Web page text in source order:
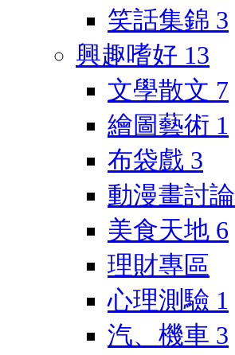
笑話集錦 3
興趣嗜好 13
文學散文 7
繪圖藝術 1
布袋戲 3
動漫畫討論
美食天地 6
理財專區
心理測驗 1
汽、機車 3